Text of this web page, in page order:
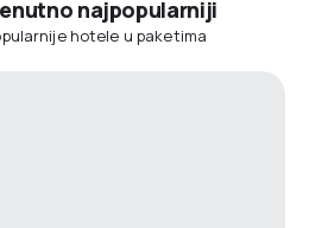
najpopularniji
hotele u paketima